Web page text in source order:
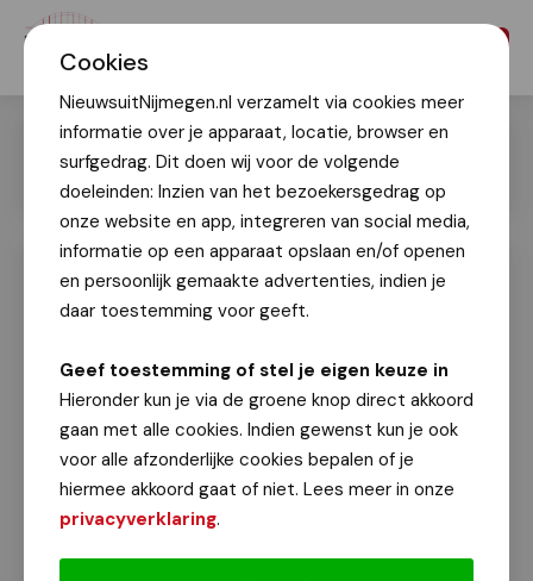
Cookies
NieuwsuitNijmegen.nl verzamelt via cookies meer
informatie over je apparaat, locatie, browser en
surfgedrag. Dit doen wij voor de volgende
doeleinden: Inzien van het bezoekersgedrag op
onze website en app, integreren van social media,
informatie op een apparaat opslaan en/of openen
en persoonlijk gemaakte advertenties, indien je
daar toestemming voor geeft.
Geef toestemming of stel je eigen keuze in
Hieronder kun je via de groene knop direct akkoord
gaan met alle cookies. Indien gewenst kun je ook
voor alle afzonderlijke cookies bepalen of je
hiermee akkoord gaat of niet. Lees meer in onze
privacyverklaring.
4Daagse 2024: Vlaggenparade in de
wijk Waterkwartier in Nijmegen
Geert Timmer
14 juli 2024
Het jaarlijks terugkerende evenement in de
wijk Waterkwartier in Nijmegen was weer goed